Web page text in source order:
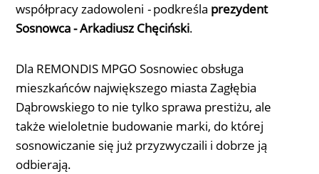
współpracy zadowoleni -podkreśla prezydent
Sosnowca - Arkadiusz Chęciński.
Dla REMONDIS MPGO Sosnowiec obsługa
mieszkańców największego miasta Zagłębia
Dąbrowskiego to nie tylko sprawa prestiżu, ale
także wieloletnie budowanie marki, do której
sosnowiczanie się już przyzwyczaili i dobrze ją
odbierają.